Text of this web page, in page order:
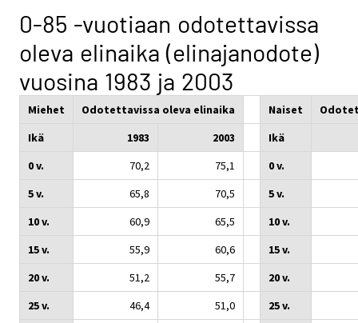
0-85 -vuotiaan odotettavissa
oleva elinaika (elinajanodote)
vuosina 1983 ja 2003
Miehet Odotettavissa oleva elinaika Naiset
Ikä
1983 2003
Ikä
0 v.
70,2 75,1
0 v.
5 v.
65,8 70,5
5 v.
10 v.
60,9 65,5
10 v.
15 v.
55,9 60,6
15 v.
20 v.
51,2 55,7
20 v.
25 v.
46,4 51,0
25 v.